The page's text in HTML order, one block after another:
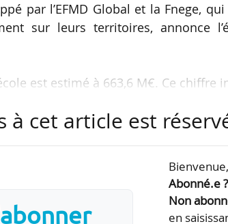
par l’EFMD Global et la Fnege,
sur leurs territoires, annonce
est estimé à 663,6 M€. Ce chiffre
par les étudiants, enseignants et
468,5 M€. Au total, 1,12 Md€
de Provence-Alpes-Côte d’Azur.
à cet article est
Bienvenue,
Abonné.e ?
Non
en